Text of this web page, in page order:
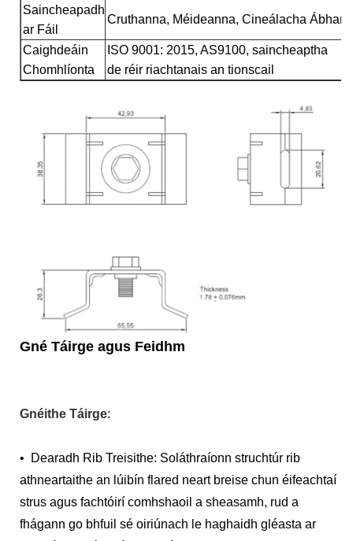
Saincheapadh
ar Fáil
Cruthanna, Méideanna, Cineálacha Ábhar
Caighdeáin
Chomhlíonta
ISO 9001: 2015, AS9100, saincheaptha
de réir riachtanais an tionscail
Gné Táirge agus Feidhm
Gnéithe Táirge:
• Dearadh Rib Treisithe: Soláthraíonn struchtúr rib
athneartaithe an lúibín flared neart breise chun éifeachtaí
strus agus fachtóirí comhshaoil ​​a sheasamh, rud a
fhágann go bhfuil sé oiriúnach le haghaidh gléasta ar